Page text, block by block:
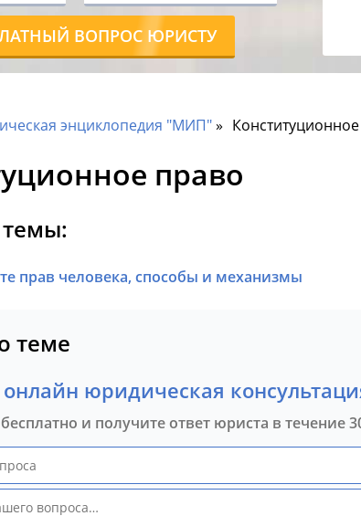
ВОПРОС ЮРИСТУ
энциклопедия "МИП"
право
темы:
прав человека, способы и механизмы
теме
онлайн юридическая
и получите ответ юриста в течение